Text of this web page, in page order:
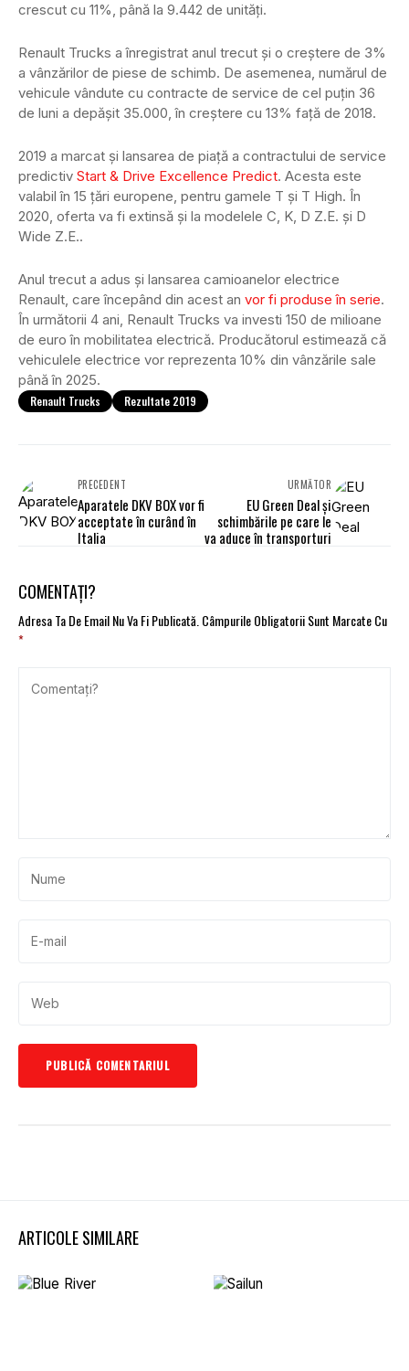
crescut cu 11%, până la 9.442 de unități.
Renault Trucks a înregistrat anul trecut și o creștere de 3%
a vânzărilor de piese de schimb. De asemenea, numărul de
vehicule vândute cu contracte de service de cel puțin 36
de luni a depășit 35.000, în creștere cu 13% față de 2018.
2019 a marcat și lansarea de piață a contractului de service
predictiv Start & Drive Excellence Predict. Acesta este
valabil în 15 țări europene, pentru gamele T și T High. În
2020, oferta va fi extinsă și la modelele C, K, D Z.E. și D
Wide Z.E..
Anul trecut a adus și lansarea camioanelor electrice
Renault, care începând din acest an vor fi produse în serie.
În următorii 4 ani, Renault Trucks va investi 150 de milioane
de euro în mobilitatea electrică. Producătorul estimează că
vehiculele electrice vor reprezenta 10% din vânzările sale
până în 2025.
Renault Trucks Rezultate 2019
PRECEDENT
Aparatele DKV BOX vor fi
acceptate în curând în
Italia
URMĂTOR
EU Green Deal și
schimbările pe care le
va aduce în transporturi
COMENTAȚI?
Adresa Ta De Email Nu Va Fi Publicată. Câmpurile Obligatorii Sunt Marcate Cu
*
ARTICOLE SIMILARE